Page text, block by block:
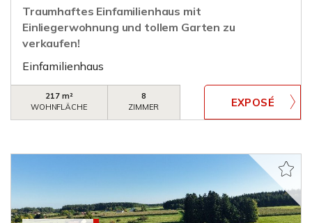
Traumhaftes Einfamilienhaus mit
Einliegerwohnung und tollem Garten zu
verkaufen!
Einfamilienhaus
217 m²
WOHNFLÄCHE
8
ZIMMER